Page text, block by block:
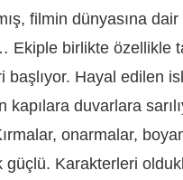
filmin dünyasına
Ekiple birlikte özellikle
başlıyor. Hayal edilen
kapılara duvarlara
onarmalar,
güçlü. Karakterleri